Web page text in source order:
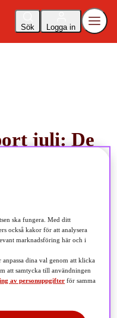
Sök Logga in
juli: De
det första
ska fungera. Med ditt
också kakor för att analysera
marknadsföring här och i
dina val genom att klicka
att samtycka till användningen
av personuppgifter för samma